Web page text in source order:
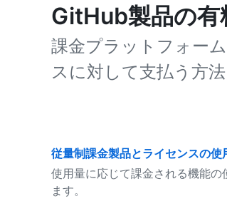
GitHub製品の有
課金プラットフォー
スに対して支払う方
従量制課金製品とライセンスの使
使用量に応じて課金される機能
ます。